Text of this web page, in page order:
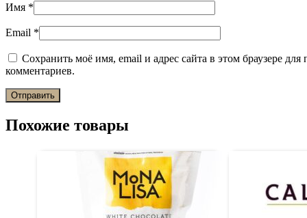
Имя *
Email *
Сохранить моё имя, email и адрес сайта в этом браузере
комментариев.
Похожие товары